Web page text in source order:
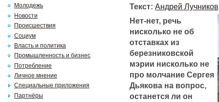
Текст: Андрей Лучников
Нет-нет, речь
нисколько не об
отставках из
березниковской
мэрии нисколько не
про молчание Сергея
Дьякова на вопрос,
останется ли он
Молодежь
Новости
Происшествия
Социум
Власть и политика
Промышленность и бизнес
Потребление
Личное мнение
Специальные приложения
Партнёры